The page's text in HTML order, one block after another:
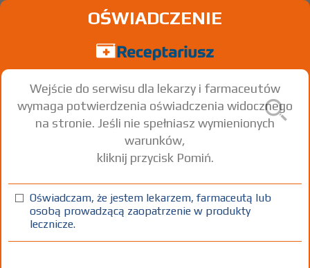
Amlodipine
tabl. 10 mg 30 szt. Doustnie
100%
30%(1) 75+(2) DZ(3)
OŚWIADCZENIE
Wejście do serwisu dla lekarzy i farmaceutów
wymaga potwierdzenia oświadczenia widocznego
na stronie. Jeśli nie spełniasz wymienionych
warunków,
kliknij przycisk Pomiń.
Oświadczam, że jestem lekarzem, farmaceutą lub
osobą prowadzącą zaopatrzenie w produkty
lecznicze.